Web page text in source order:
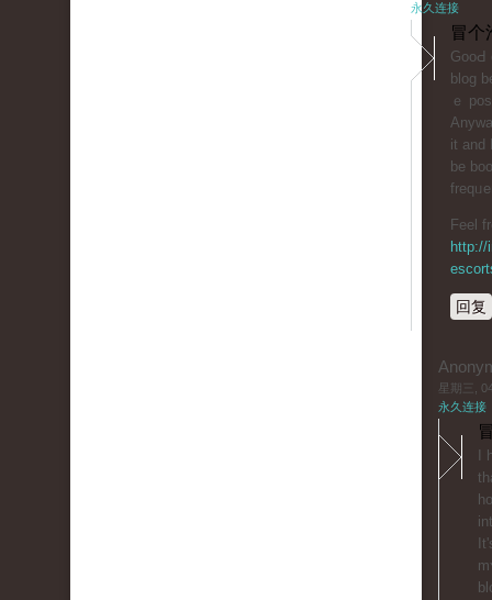
永久连接
冒个
GooԀ
blog
ｅ
it and
be
Feel
http://
回复
星期三,
永久连接